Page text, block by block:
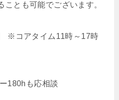
とも可能でございます。
※コアタイム11時～17時
180hも応相談